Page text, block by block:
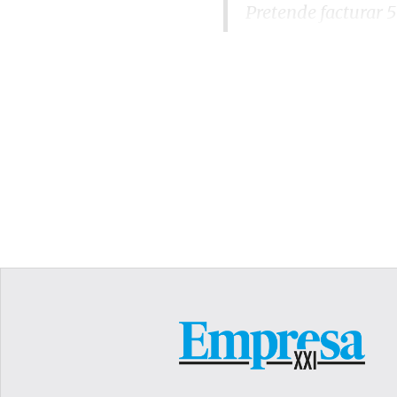
Pretende facturar
colaborativas desde el
La unidad ‘Smart
en 2021, obtiene
resto se distribuye